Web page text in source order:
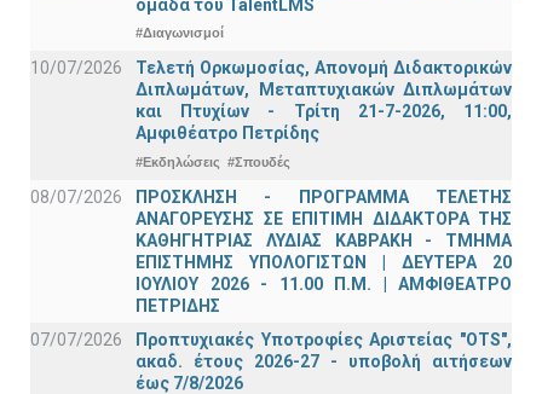
ομάδα του TalentLMS
#Διαγωνισμοί
10/07/2026
Τελετή Ορκωμοσίας, Απονομή Διδακτορικών
Διπλωμάτων, Μεταπτυχιακών Διπλωμάτων
και Πτυχίων - Τρίτη 21-7-2026, 11:00,
Αμφιθέατρο Πετρίδης
#Εκδηλώσεις #Σπουδές
08/07/2026
ΠΡΟΣΚΛΗΣΗ - ΠΡΟΓΡΑΜΜΑ ΤΕΛΕΤΗΣ
ΑΝΑΓΟΡΕΥΣΗΣ ΣΕ ΕΠΙΤΙΜΗ ΔΙΔΑΚΤΟΡΑ ΤΗΣ
ΚΑΘΗΓΗΤΡΙΑΣ ΛΥΔΙΑΣ ΚΑΒΡΑΚΗ - ΤΜΗΜΑ
ΕΠΙΣΤΗΜΗΣ ΥΠΟΛΟΓΙΣΤΩΝ | ΔΕΥΤΕΡΑ 20
ΙΟΥΛΙΟΥ 2026 - 11.00 Π.Μ. | ΑΜΦΙΘΕΑΤΡΟ
ΠΕΤΡΙΔΗΣ
07/07/2026
Προπτυχιακές Υποτροφίες Αριστείας "OTS",
ακαδ. έτους 2026-27 - υποβολή αιτήσεων
έως 7/8/2026